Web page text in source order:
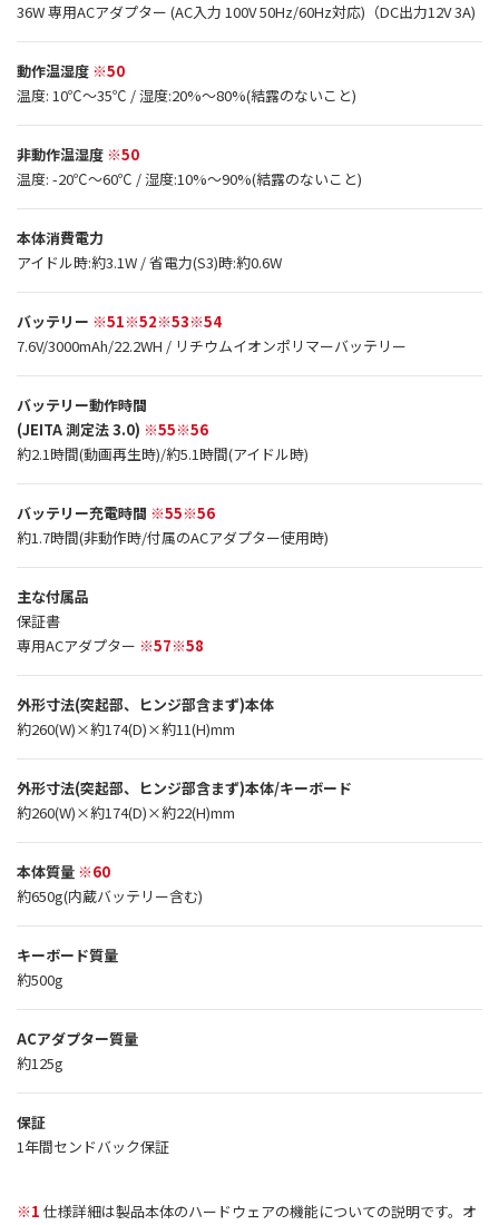
36W 専用ACアダプター (AC入力 100V 50Hz/60Hz対応)（DC出力12V 3A)
動作温湿度 ※50
温度: 10℃～35℃ / 湿度:20%～80%(結露のないこと)
非動作温湿度 ※50
温度: -20℃～60℃ / 湿度:10%～90%(結露のないこと)
本体消費電力
アイドル時:約3.1W / 省電力(S3)時:約0.6W
バッテリー ※51※52※53※54
7.6V/3000mAh/22.2WH / リチウムイオンポリマーバッテリー
バッテリー動作時間
(JEITA 測定法 3.0) ※55※56
約2.1時間(動画再生時)/約5.1時間(アイドル時)
バッテリー充電時間 ※55※56
約1.7時間(非動作時/付属のACアダプター使用時)
主な付属品
保証書
専用ACアダプター ※57※58
外形寸法(突起部、ヒンジ部含まず)本体
約260(W)×約174(D)×約11(H)mm
外形寸法(突起部、ヒンジ部含まず)本体/キーボード
約260(W)×約174(D)×約22(H)mm
本体質量 ※60
約650g(内蔵バッテリー含む)
キーボード質量
約500g
ACアダプター質量
約125g
保証
1年間センドバック保証
※1 仕様詳細は製品本体のハードウェアの機能についての説明です。オ